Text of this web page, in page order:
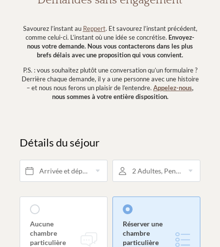
Savourez l’instant au Reppert. Et savourez l’instant précédent,
comme celui-ci. L’instant où une idée se concrétise. Envoyez-
nous votre demande. Nous vous contacterons dans les plus
brefs délais avec une proposition qui vous convient.
P.S. : vous souhaitez plutôt une conversation qu’un formulaire ?
Derrière chaque demande, il y a une personne avec une histoire
– et nous nous ferons un plaisir de l’entendre. Appelez-nous,
nous sommes à votre entière disposition.
Détails du séjour
Arrivée et départ* 2 Adultes, Pension 3/4
Aucune
chambre
particulière
Réserver une
chambre
particulière